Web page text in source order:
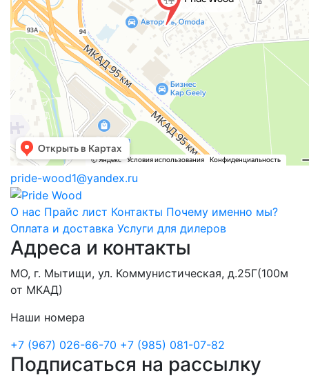
pride-wood1@yandex.ru
О нас Прайс лист Контакты Почему именно мы?
Оплата и доставка Услуги для дилеров
Адреса и контакты
МО, г. Мытищи, ул. Коммунистическая, д.25Г(100м
от МКАД)
Наши номера
+7 (967) 026-66-70 +7 (985) 081-07-82
Подписаться на рассылку